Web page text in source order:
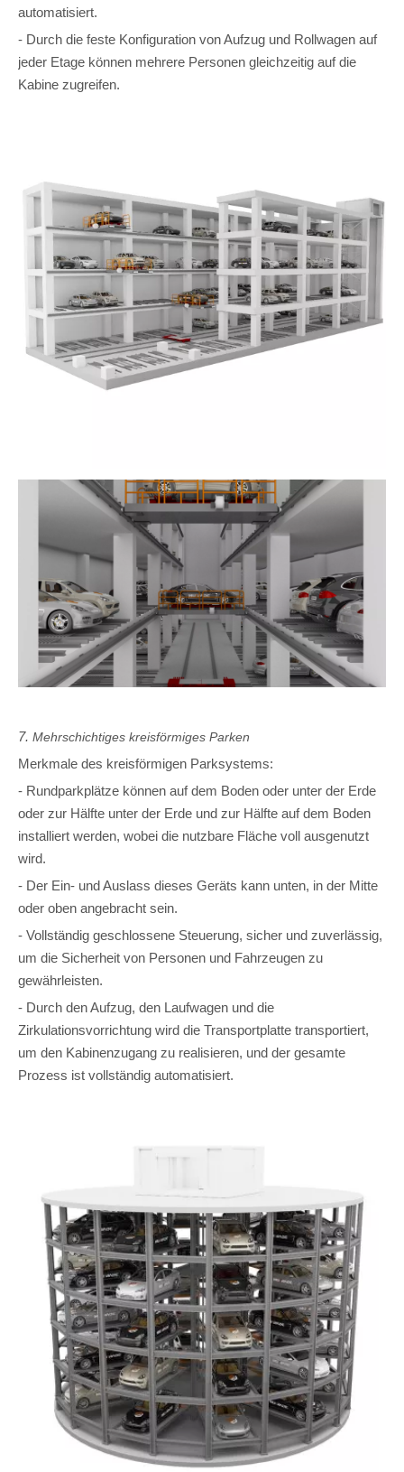
automatisiert.
- Durch die feste Konfiguration von Aufzug und Rollwagen auf
jeder Etage können mehrere Personen gleichzeitig auf die
Kabine zugreifen.
7. Mehrschichtiges kreisförmiges Parken
Merkmale des kreisförmigen Parksystems:
- Rundparkplätze können auf dem Boden oder unter der Erde
oder zur Hälfte unter der Erde und zur Hälfte auf dem Boden
installiert werden, wobei die nutzbare Fläche voll ausgenutzt
wird.
- Der Ein- und Auslass dieses Geräts kann unten, in der Mitte
oder oben angebracht sein.
- Vollständig geschlossene Steuerung, sicher und zuverlässig,
um die Sicherheit von Personen und Fahrzeugen zu
gewährleisten.
- Durch den Aufzug, den Laufwagen und die
Zirkulationsvorrichtung wird die Transportplatte transportiert,
um den Kabinenzugang zu realisieren, und der gesamte
Prozess ist vollständig automatisiert.